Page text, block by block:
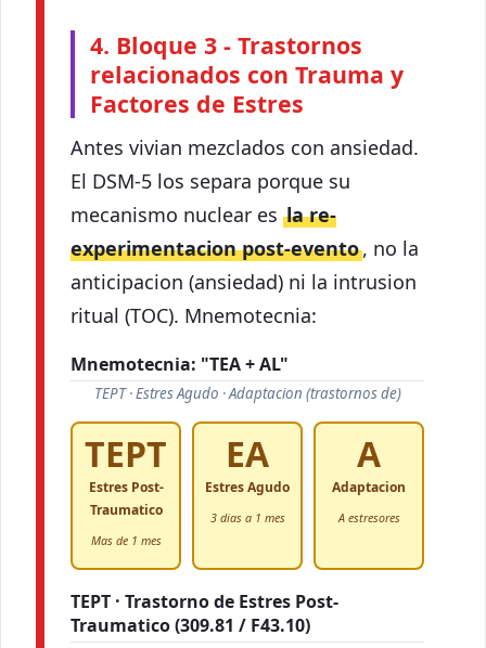
4. Bloque 3 - Trastornos
relacionados con Trauma y
Factores de Estres
Antes vivian mezclados con ansiedad.
El DSM-5 los separa porque su
mecanismo nuclear es la re-
experimentacion post-evento, no la
anticipacion (ansiedad) ni la intrusion
ritual (TOC). Mnemotecnia:
Mnemotecnia: "TEA + AL"
TEPT · Estres Agudo · Adaptacion (trastornos de)
TEPT
Estres Post-
Traumatico
Mas de 1 mes
EA
Estres Agudo
3 dias a 1 mes
A
Adaptacion
A estresores
TEPT · Trastorno de Estres Post-
Traumatico (309.81 / F43.10)